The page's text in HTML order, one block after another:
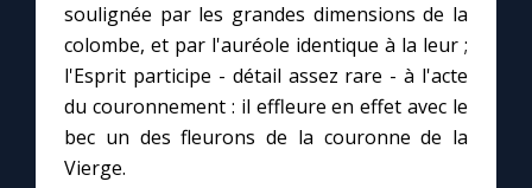
Me consacrer à Jésus par Marie
Mes intentions de prière
Une Minute avec Marie
soulignée par les grandes dimensions de la
colombe, et par l'auréole identique à la leur ;
l'Esprit participe - détail assez rare - à l'acte
du couronnement : il effleure en effet avec le
bec un des fleurons de la couronne de la
Vierge.